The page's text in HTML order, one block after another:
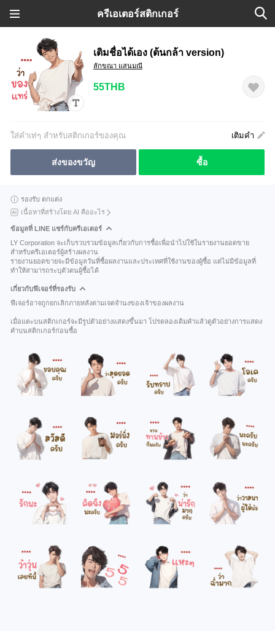
ครีเอเตอร์สติกเกอร์
เติมชื่อได้เอง (ต้นกล้า version)
ลักขณา แสนมณี
55THB
ใส่คำเท่ๆ สำหรับสติกเกอร์ของคุณ เติมคำ
ส่งของขวัญ ซื้อ
รองรับ ตกแต่ง
เนื้อหาที่สร้างโดย AI คืออะไร
ข้อมูลที่ LINE แชร์กับครีเอเตอร์
LY Corporation จะเก็บรวบรวมข้อมูลเกี่ยวกับการซื้อเพื่อนำไปใช้ในรายงานยอดขาย
สำหรับครีเอเตอร์ผู้สร้างผลงาน
รายงานยอดขายจะมีข้อมูลวันที่ซื้อผลงานและประเทศที่ใช้งานของผู้ซื้อ แต่ไม่มีข้อมูลที่
ทำให้สามารถระบุตัวตนผู้ซื้อได้
เกี่ยวกับฟีเจอร์ที่รองรับ
ฟีเจอร์อาจถูกยกเลิกภายหลังตามเจตจำนงของเจ้าของผลงาน
เมื่อแตะบนสติกเกอร์จะมีรูปตัวอย่างแสดงขึ้นมา โปรดลองเติมคำแล้วดูตัวอย่างการแสดง
คำบนสติกเกอร์ก่อนซื้อ